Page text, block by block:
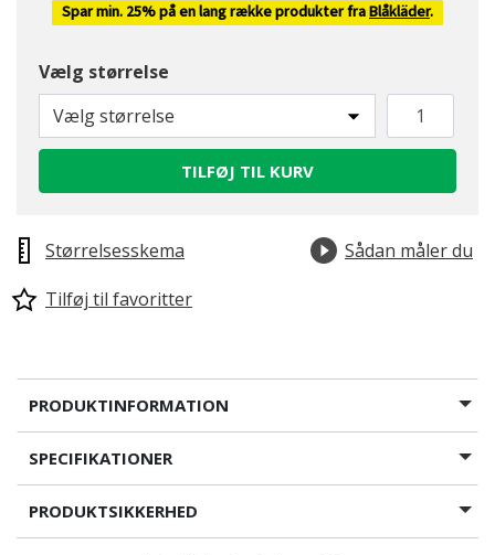
Spar min. 25% på en lang række produkter fraBlåkläder.
Vælg størrelse
Vælg størrelse
TILFØJ TIL KURV
Størrelsesskema
Sådan måler du
Tilføj til favoritter
PRODUKTINFORMATION
SPECIFIKATIONER
PRODUKTSIKKERHED